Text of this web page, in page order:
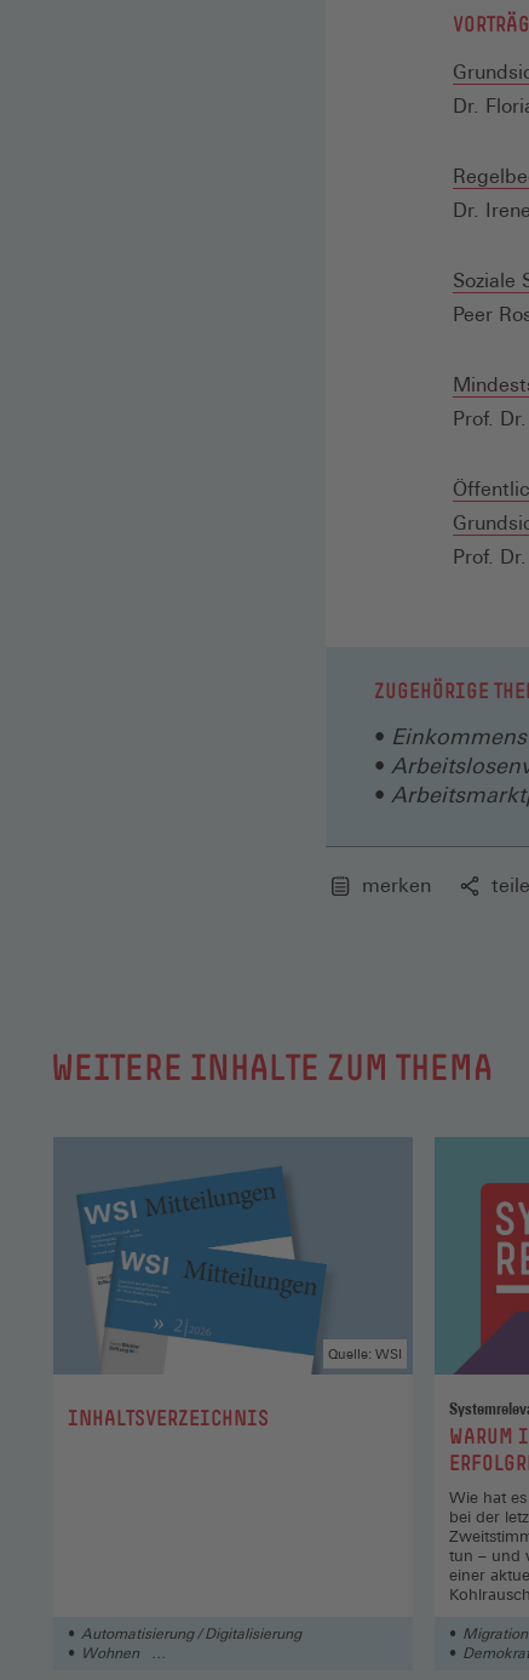
Dr.
Dr.
Soziale
Peer
Prof.
Prof.
ZUGEHÖRIGE
merken
WEITERE INHALTE ZUM THEMA
:INHALTSVERZEICHNIS
Quelle: WSI
Automatisierung / Digitalisierung
Wohnen
:WARUM
Wie hat
bei der
tun – und
einer
Migration